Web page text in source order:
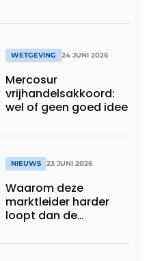
WETGEVING 24 JUNI 2026
Mercosur
vrijhandelsakkoord:
wel of geen goed idee
NIEUWS 23 JUNI 2026
Waarom deze
marktleider harder
loopt dan de